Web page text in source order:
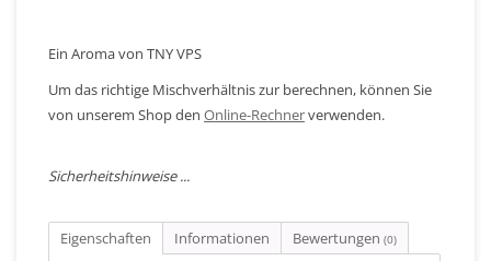
Ein Aroma von TNY VPS
Um das richtige Mischverhältnis zur berechnen, können Sie
von unserem Shop den Online-Rechnerverwenden.
Sicherheitshinweise ...
Eigenschaften Informationen Bewertungen (0)